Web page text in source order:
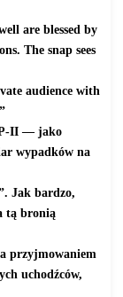
are blessed by
The snap sees
audience with
II — jako
wypadków na
Jak bardzo,
tą bronią
przyjmowaniem
uchodźców,